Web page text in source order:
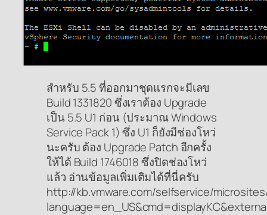
สำหรับ 5.5 ที่ออกมาชุดแรกจะมีเลข
Build 1331820 ซึ่งเราต้อง Upgrade
เป็น 5.5 U1 ก่อน (ประมาณ Windows
Service Pack 1) ซึ่ง U1 ก็ยังมีช่องโหว่
นะครับ ต้อง Upgrade Patch อีกครั้ง
ให้ได้ Build 1746018 ซึ่งปิดช่องโหว่
แล้ว อ่านข้อมูลเพิ่มเติมได้ที่นี่ครับ
http://kb.vmware.com/selfservice/